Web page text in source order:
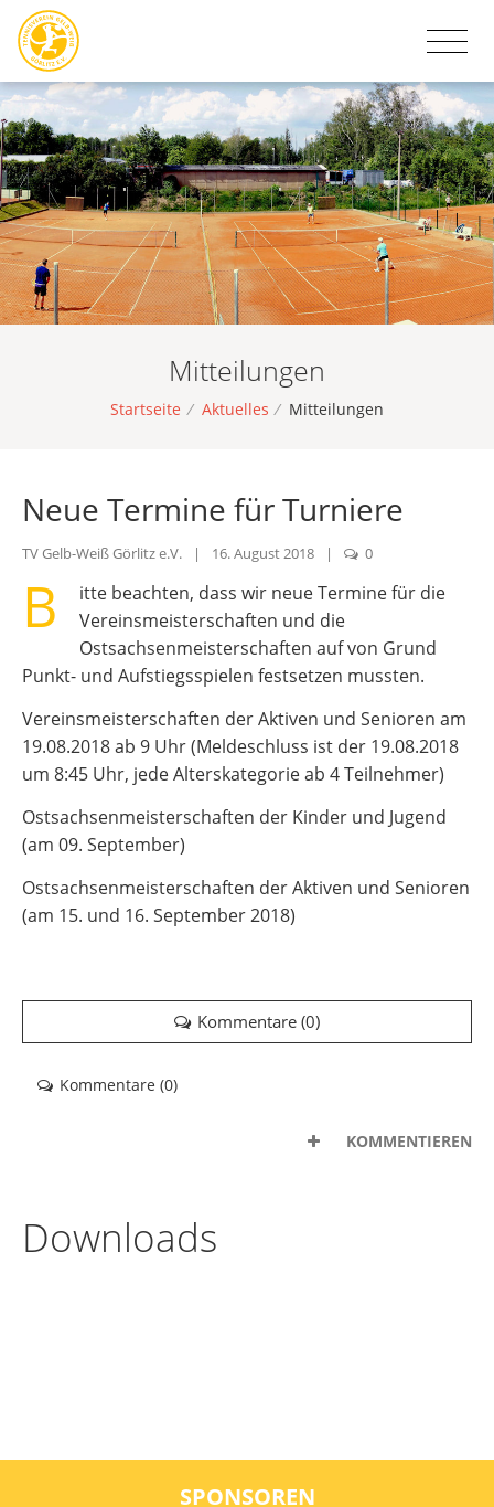
Mitteilungen
Startseite / Aktuelles / Mitteilungen
Neue Termine für Turniere
TV Gelb-Weiß Görlitz e.V. | 16. August 2018 | 0
B
itte beachten, dass wir neue Termine für die
Vereinsmeisterschaften und die
Ostsachsenmeisterschaften auf von Grund
Punkt- und Aufstiegsspielen festsetzen mussten.
Vereinsmeisterschaften der Aktiven und Senioren am
19.08.2018 ab 9 Uhr (Meldeschluss ist der 19.08.2018
um 8:45 Uhr, jede Alterskategorie ab 4 Teilnehmer)
Ostsachsenmeisterschaften der Kinder und Jugend
(am 09. September)
Ostsachsenmeisterschaften der Aktiven und Senioren
(am 15. und 16. September 2018)
Kommentare (0)
Kommentare (0)
KOMMENTIEREN
Downloads
SPONSOREN